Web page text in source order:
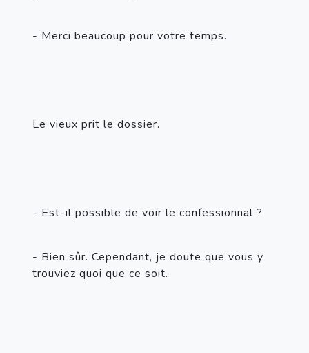
- Merci beaucoup pour votre temps.
Le vieux prit le dossier.
- Est-il possible de voir le confessionnal ?
- Bien sûr. Cependant, je doute que vous y
trouviez quoi que ce soit.